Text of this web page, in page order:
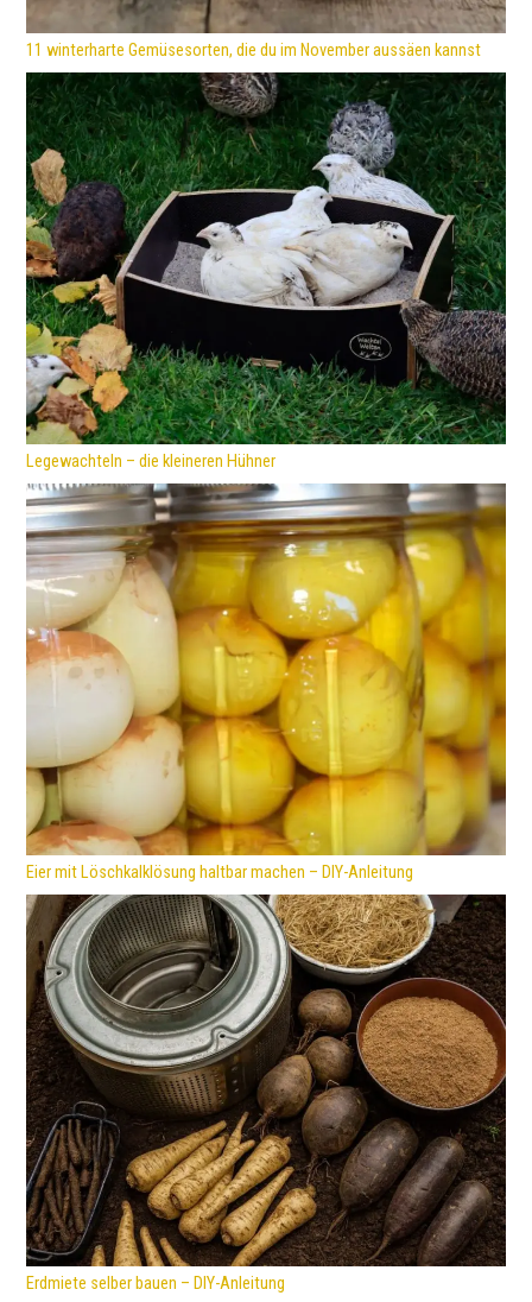
11 winterharte Gemüsesorten, die du im November aussäen kannst
Legewachteln – die kleineren Hühner
Eier mit Löschkalklösung haltbar machen – DIY-Anleitung
Erdmiete selber bauen – DIY-Anleitung